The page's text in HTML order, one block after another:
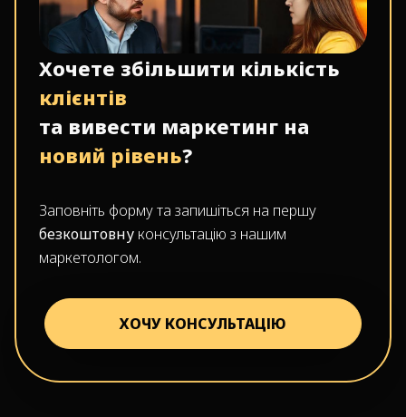
Хочете збільшити кількість
клієнтів
та вивести маркетинг на
новий рівень?
Заповніть форму та запишіться на першу
безкоштовну консультацію з нашим
маркетологом.
ХОЧУ КОНСУЛЬТАЦІЮ